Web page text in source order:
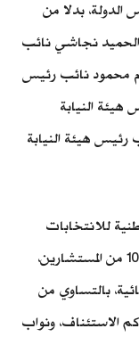
بدلا من
نجاشي نائب
محمود نائب رئيس
هيئة النيابة
رئيس هيئة النيابة
للانتخابات
حددًا تشكيل مجلس إدارة الهيئة بأن يتضمن 10 من المستشارين،
بالتساوي من
الاستئناف، ونواب